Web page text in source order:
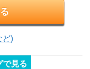
ど)
で見る